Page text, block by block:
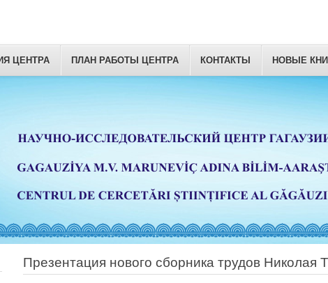
ЦЕНТРА ПЛАН РАБОТЫ ЦЕНТРА КОНТАКТЫ НОВЫЕ
Презентация нового сборника трудов Николая